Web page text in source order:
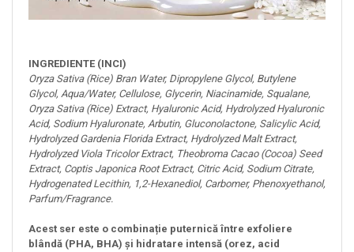
INGREDIENTE (INCI)
​Oryza Sativa (Rice) Bran Water, Dipropylene Glycol, Butylene
Glycol, Aqua/Water, Cellulose, Glycerin, Niacinamide, Squalane,
Oryza Sativa (Rice) Extract, Hyaluronic Acid, Hydrolyzed Hyaluronic
Acid, Sodium Hyaluronate, Arbutin, Gluconolactone, Salicylic Acid,
Hydrolyzed Gardenia Florida Extract, Hydrolyzed Malt Extract,
Hydrolyzed Viola Tricolor Extract, Theobroma Cacao (Cocoa) Seed
Extract, Coptis Japonica Root Extract, Citric Acid, Sodium Citrate,
Hydrogenated Lecithin, 1,2-Hexanediol, Carbomer, Phenoxyethanol,
Parfum/Fragrance.
​Acest ser este o combinație puternică între exfoliere
blândă (PHA, BHA) și hidratare intensă (orez, acid